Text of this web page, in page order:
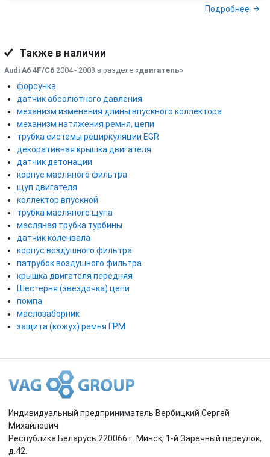
Подробнее
Также в наличии
Audi A6 4F/C6 2004 - 2008 в разделе «двигатель»
форсунка
датчик абсолютного давления
механизм изменения длины впускного коллектора
механизм натяжения ремня, цепи
трубка системы рециркуляции EGR
декоративная крышка двигателя
датчик детонации
корпус масляного фильтра
щуп двигателя
коллектор впускной
трубка масляного щупа
масляная трубка турбины
датчик коленвала
корпус воздушного фильтра
патрубок воздушного фильтра
крышка двигателя передняя
Шестерня (звездочка) цепи
помпа
маслозаборник
защита (кожух) ремня ГРМ
Индивидуальный предприниматель Вербицкий Сергей
Михайлович
Республика Беларусь 220066 г. Минск, 1-й Заречный переулок,
д.42.